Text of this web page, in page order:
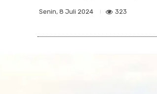
Senin, 8 Juli 2024 323